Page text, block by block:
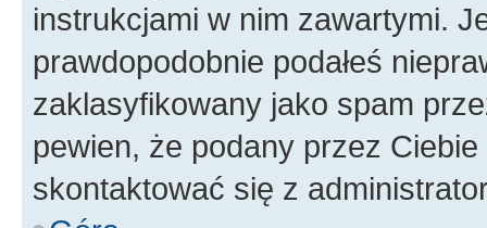
instrukcjami w nim zawartymi.
prawdopodobnie podałeś
zaklasyfikowany jako spam
pewien, że podany przez
skontaktować się z